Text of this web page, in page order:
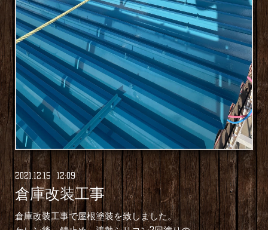
2021 12.15 12:09
倉庫改装工事
倉庫改装工事で屋根塗装を致しました。